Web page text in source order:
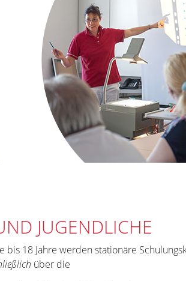
JUGENDLICHE
bis 18 Jahre werden stationäre
über die